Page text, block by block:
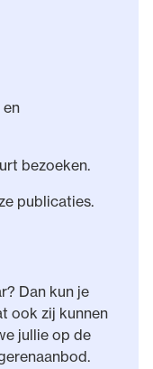
en
bezoeken.
publicaties.
Dan kun je
ook zij kunnen
jullie op de